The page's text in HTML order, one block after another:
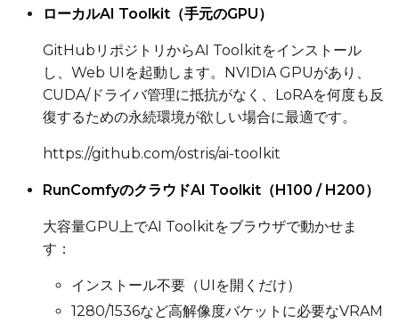
Select...
LoRA Weight
Num Repeats
Default Caption
Caption Dropout Rate
ローカルAI Toolkit（手元のGPU）
GitHubリポジトリからAI Toolkitをインストール
し、Web UIを起動します。NVIDIA GPUがあり、
CUDA/ドライバ管理に抵抗がなく、LoRAを何度も反
復するための永続環境が欲しい場合に最適です。
https://github.com/ostris/ai-toolkit
RunComfyのクラウドAI Toolkit（H100 / H200）
大容量GPU上でAI Toolkitをブラウザで動かせま
す：
インストール不要（UIを開くだけ）
1280/1536など高解像度バケットに必要なVRAM